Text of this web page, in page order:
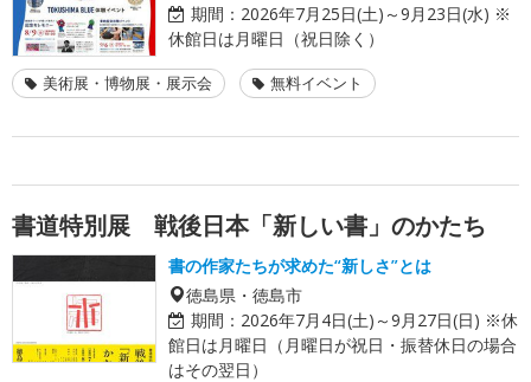
期間： 2026年7月25日(土)～9月23日(水) ※
休館日は月曜日（祝日除く）
美術展・博物展・展示会 無料イベント
書道特別展 戦後日本「新しい書」のかたち
書の作家たちが求めた“新しさ”とは
徳島県・徳島市
期間： 2026年7月4日(土)～9月27日(日) ※休
館日は月曜日（月曜日が祝日・振替休日の場合
はその翌日）